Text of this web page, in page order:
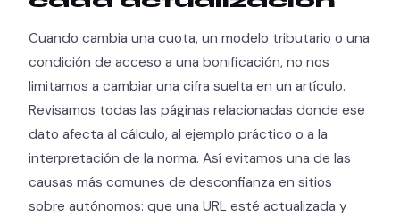
Cuando cambia una cuota, un modelo tributario o una
condición de acceso a una bonificación, no nos
limitamos a cambiar una cifra suelta en un artículo.
Revisamos todas las páginas relacionadas donde ese
dato afecta al cálculo, al ejemplo práctico o a la
interpretación de la norma. Así evitamos una de las
causas más comunes de desconfianza en sitios
sobre autónomos: que una URL esté actualizada y